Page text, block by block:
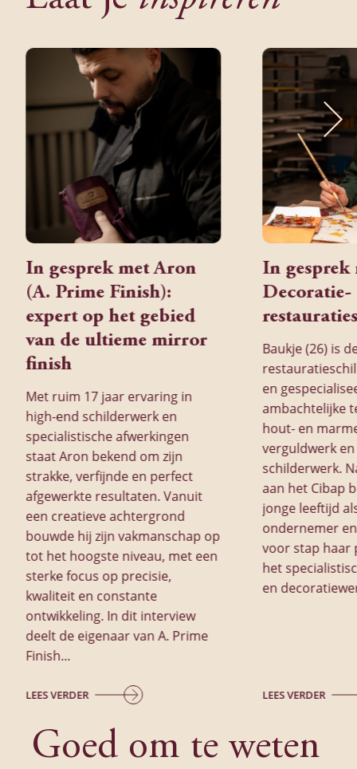
In gesprek met Aron
(A. Prime Finish):
expert op het gebied
van de ultieme mirror
finish
Met ruim 17 jaar ervaring in
high-end schilderwerk en
specialistische afwerkingen
staat Aron bekend om zijn
strakke, verfijnde en perfect
afgewerkte resultaten. Vanuit
een creatieve achtergrond
bouwde hij zijn vakmanschap op
tot het hoogste niveau, met een
sterke focus op precisie,
kwaliteit en constante
ontwikkeling. In dit interview
deelt de eigenaar van A. Prime
Finish...
LEES VERDER
In gesprek
Decoratie-
Baukje (26) is
en
ambachtelijke
hout- en
verguldwerk
schilderwerk.
aan het Cibap
jonge leeftijd
ondernemer
voor stap haar
het
en
LEES VERDER
Goed om te weten